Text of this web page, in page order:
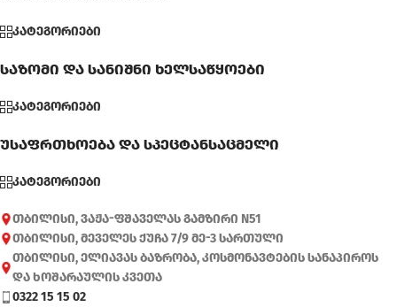
კატეგორიები
საზომი და სანიშნი ხელსაწყოები
კატეგორიები
უსაფრთხოება და სპეცტანსაცმელი
კატეგორიები
თბილისი, ვაჟა-ფშაველას გამზირი N51
თბილისი, მეველეს ქუჩა 7/9 მე-3 სართული
თბილისი, ელიავას ბაზრობა, კოსმონავტების სანაპიროს
და ხოშარაულის კვეთა
0322 15 15 02